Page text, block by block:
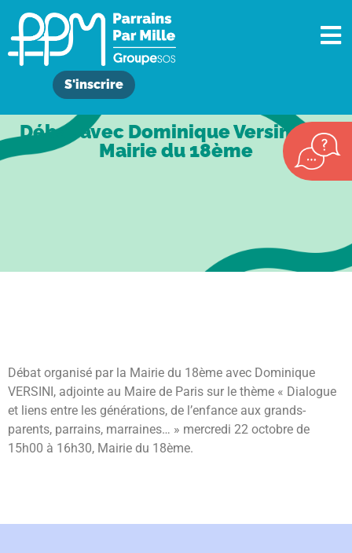
S'inscrire
Débat avec Dominique Versini à la
Mairie du 18ème
Débat organisé par la Mairie du 18ème avec Dominique
VERSINI, adjointe au Maire de Paris sur le thème « Dialogue
et liens entre les générations, de l’enfance aux grands-
parents, parrains, marraines… » mercredi 22 octobre de
15h00 à 16h30, Mairie du 18ème.